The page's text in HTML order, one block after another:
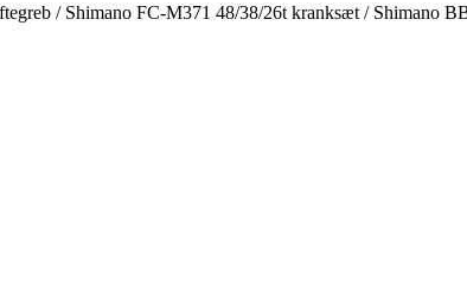
/ Shimano FC-M371 48/38/26t kranksæt / Shimano